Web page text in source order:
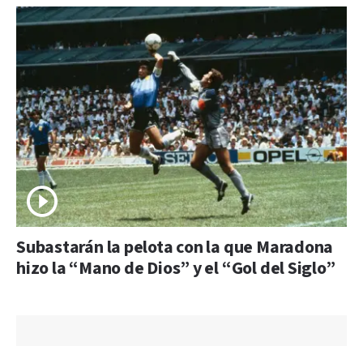
Subastarán la pelota con la que Maradona
hizo la “Mano de Dios” y el “Gol del Siglo”